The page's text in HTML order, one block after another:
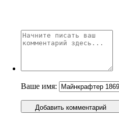
Ваше имя:
Добавить комментарий